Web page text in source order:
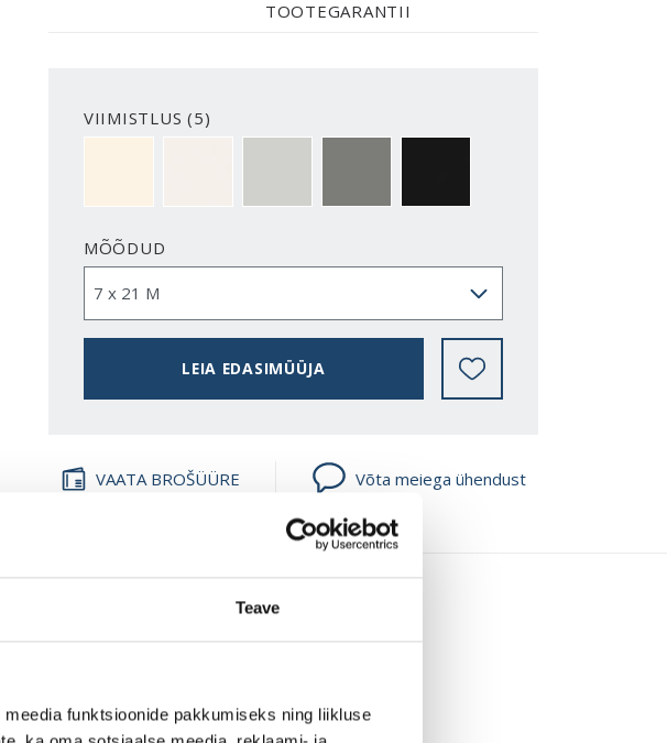
Teave
funktsioonide pakkumiseks ning liikluse
TOOTEGARANTII
VIIMISTLUS (5)
MÕÕDUD
LEIA EDASIMÜÜJA
VAATA BROŠÜÜRE Võta meiega ühendust